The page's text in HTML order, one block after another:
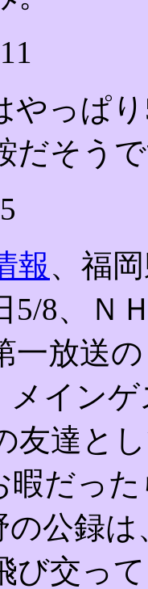
やっぱ
だそう
報、福
5/8、Ｎ
一放送
メイン
友達と
だった
の公録
び交っ